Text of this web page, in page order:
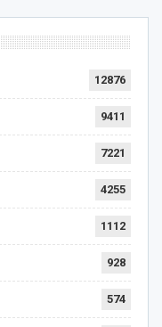
12876
9411
7221
4255
1112
928
574